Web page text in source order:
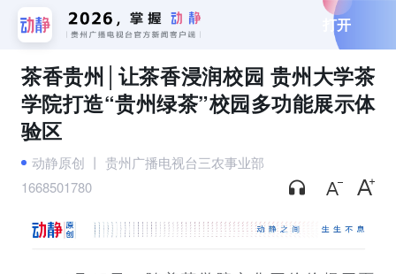
打开
茶香贵州│让茶香浸润校园 贵州大学茶
学院打造“贵州绿茶”校园多功能展示体
验区
动静原创 丨 贵州广播电视台三农事业部
1668501780